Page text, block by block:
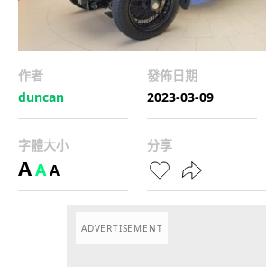
作者
duncan
發佈日期
2023-03-09
字體大小
AAA
分享
ADVERTISEMENT